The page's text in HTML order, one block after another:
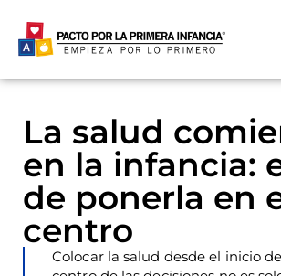
La salud
en la infancia:
de ponerla en
centro
Colocar la salud desde el inicio